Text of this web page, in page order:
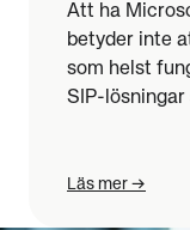
Att ha
betyder inte
som helst
SIP-
Läs mer